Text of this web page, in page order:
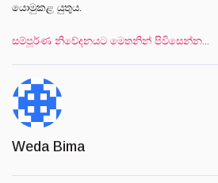
යොමුකළ යුතුය.
සම්පූර්ණ නිවේදනයට මෙතනින් පිවිසෙන්න...
Weda Bima